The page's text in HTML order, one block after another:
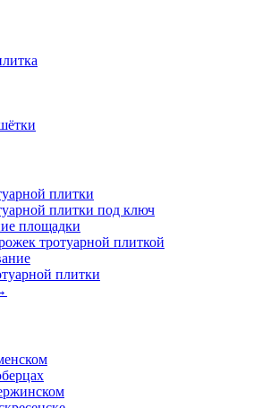
плитки
плитки под ключ
площадки
тротуарной плиткой
плитки